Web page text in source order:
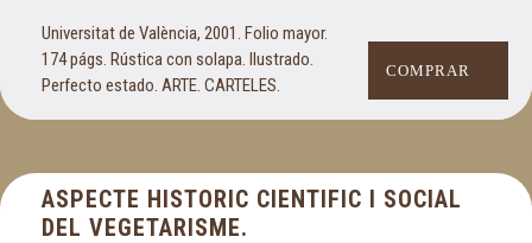
Universitat de València, 2001. Folio mayor.
174 págs. Rústica con solapa. Ilustrado.
Perfecto estado. ARTE. CARTELES.
COMPRAR
ASPECTE HISTORIC CIENTIFIC I SOCIAL
DEL VEGETARISME.